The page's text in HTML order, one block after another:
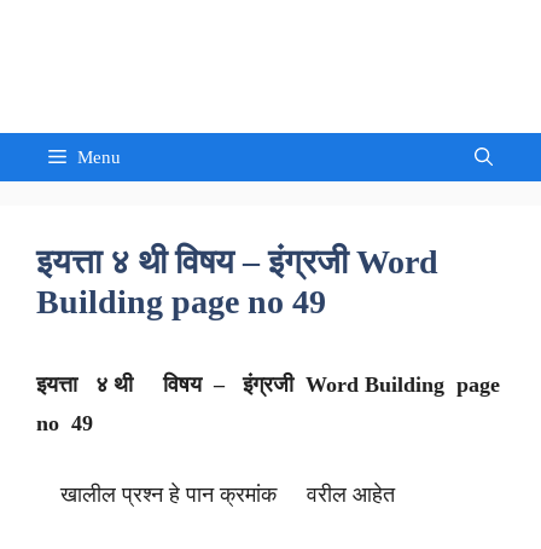
Menu
इयत्ता ४ थी विषय – इंग्रजी Word
Building page no 49
इयत्ता ४ थी विषय – इंग्रजी Word Building page
no 49
खालील प्रश्न हे पान क्रमांक वरील आहेत